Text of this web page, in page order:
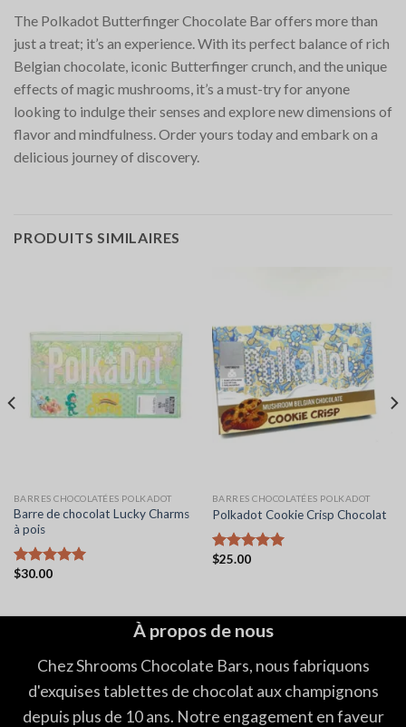
The Polkadot Butterfinger Chocolate Bar offers more than
just a treat; it’s an experience. With its perfect balance of rich
Belgian chocolate, iconic Butterfinger crunch, and the unique
effects of magic mushrooms, it’s a must-try for anyone
looking to indulge their senses and explore new dimensions of
flavor and mindfulness. Order yours today and embark on a
delicious journey of discovery.
PRODUITS SIMILAIRES
BARRES CHOCOLATÉES POLKADOT
Barre de chocolat Lucky Charms
à pois
Note5.00
$30.00
BARRES CHOCOLATÉES POLKADOT
Polkadot Cookie Crisp Chocolat
Note5.00
$25.00
À propos de nous
Chez Shrooms Chocolate Bars, nous fabriquons
d'exquises tablettes de chocolat aux champignons
depuis plus de 10 ans. Notre engagement en faveur